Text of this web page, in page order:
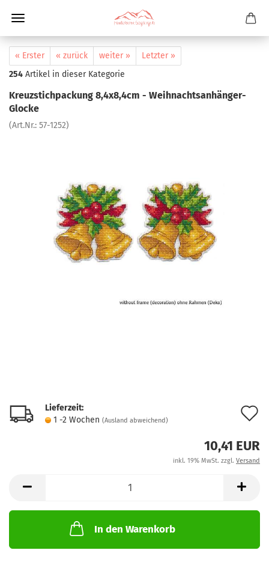
« Erster « zurück weiter »
Letzter »
254 Artikel in dieser Kategorie
Kreuzstichpackung 8,4x8,4cm - Weihnachtsanhänger-
Glocke
(Art.Nr.: 57-1252)
Lieferzeit:
1 -2 Wochen (Ausland abweichend)
10,41 EUR
inkl. 19% MwSt. zzgl. Versand
In den Warenkorb